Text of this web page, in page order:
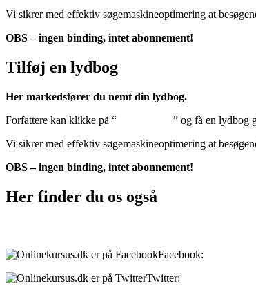
Vi sikrer med effektiv søgemaskineoptimering at
OBS – ingen binding, intet abonnement!
Tilføj en lydbog
Her markedsfører du nemt din lydbog.
Forfattere kan klikke på “
” og få en lydbog
Vi sikrer med effektiv søgemaskineoptimering at
OBS – ingen binding, intet abonnement!
Her finder du os også
Facebook:
Twitter: